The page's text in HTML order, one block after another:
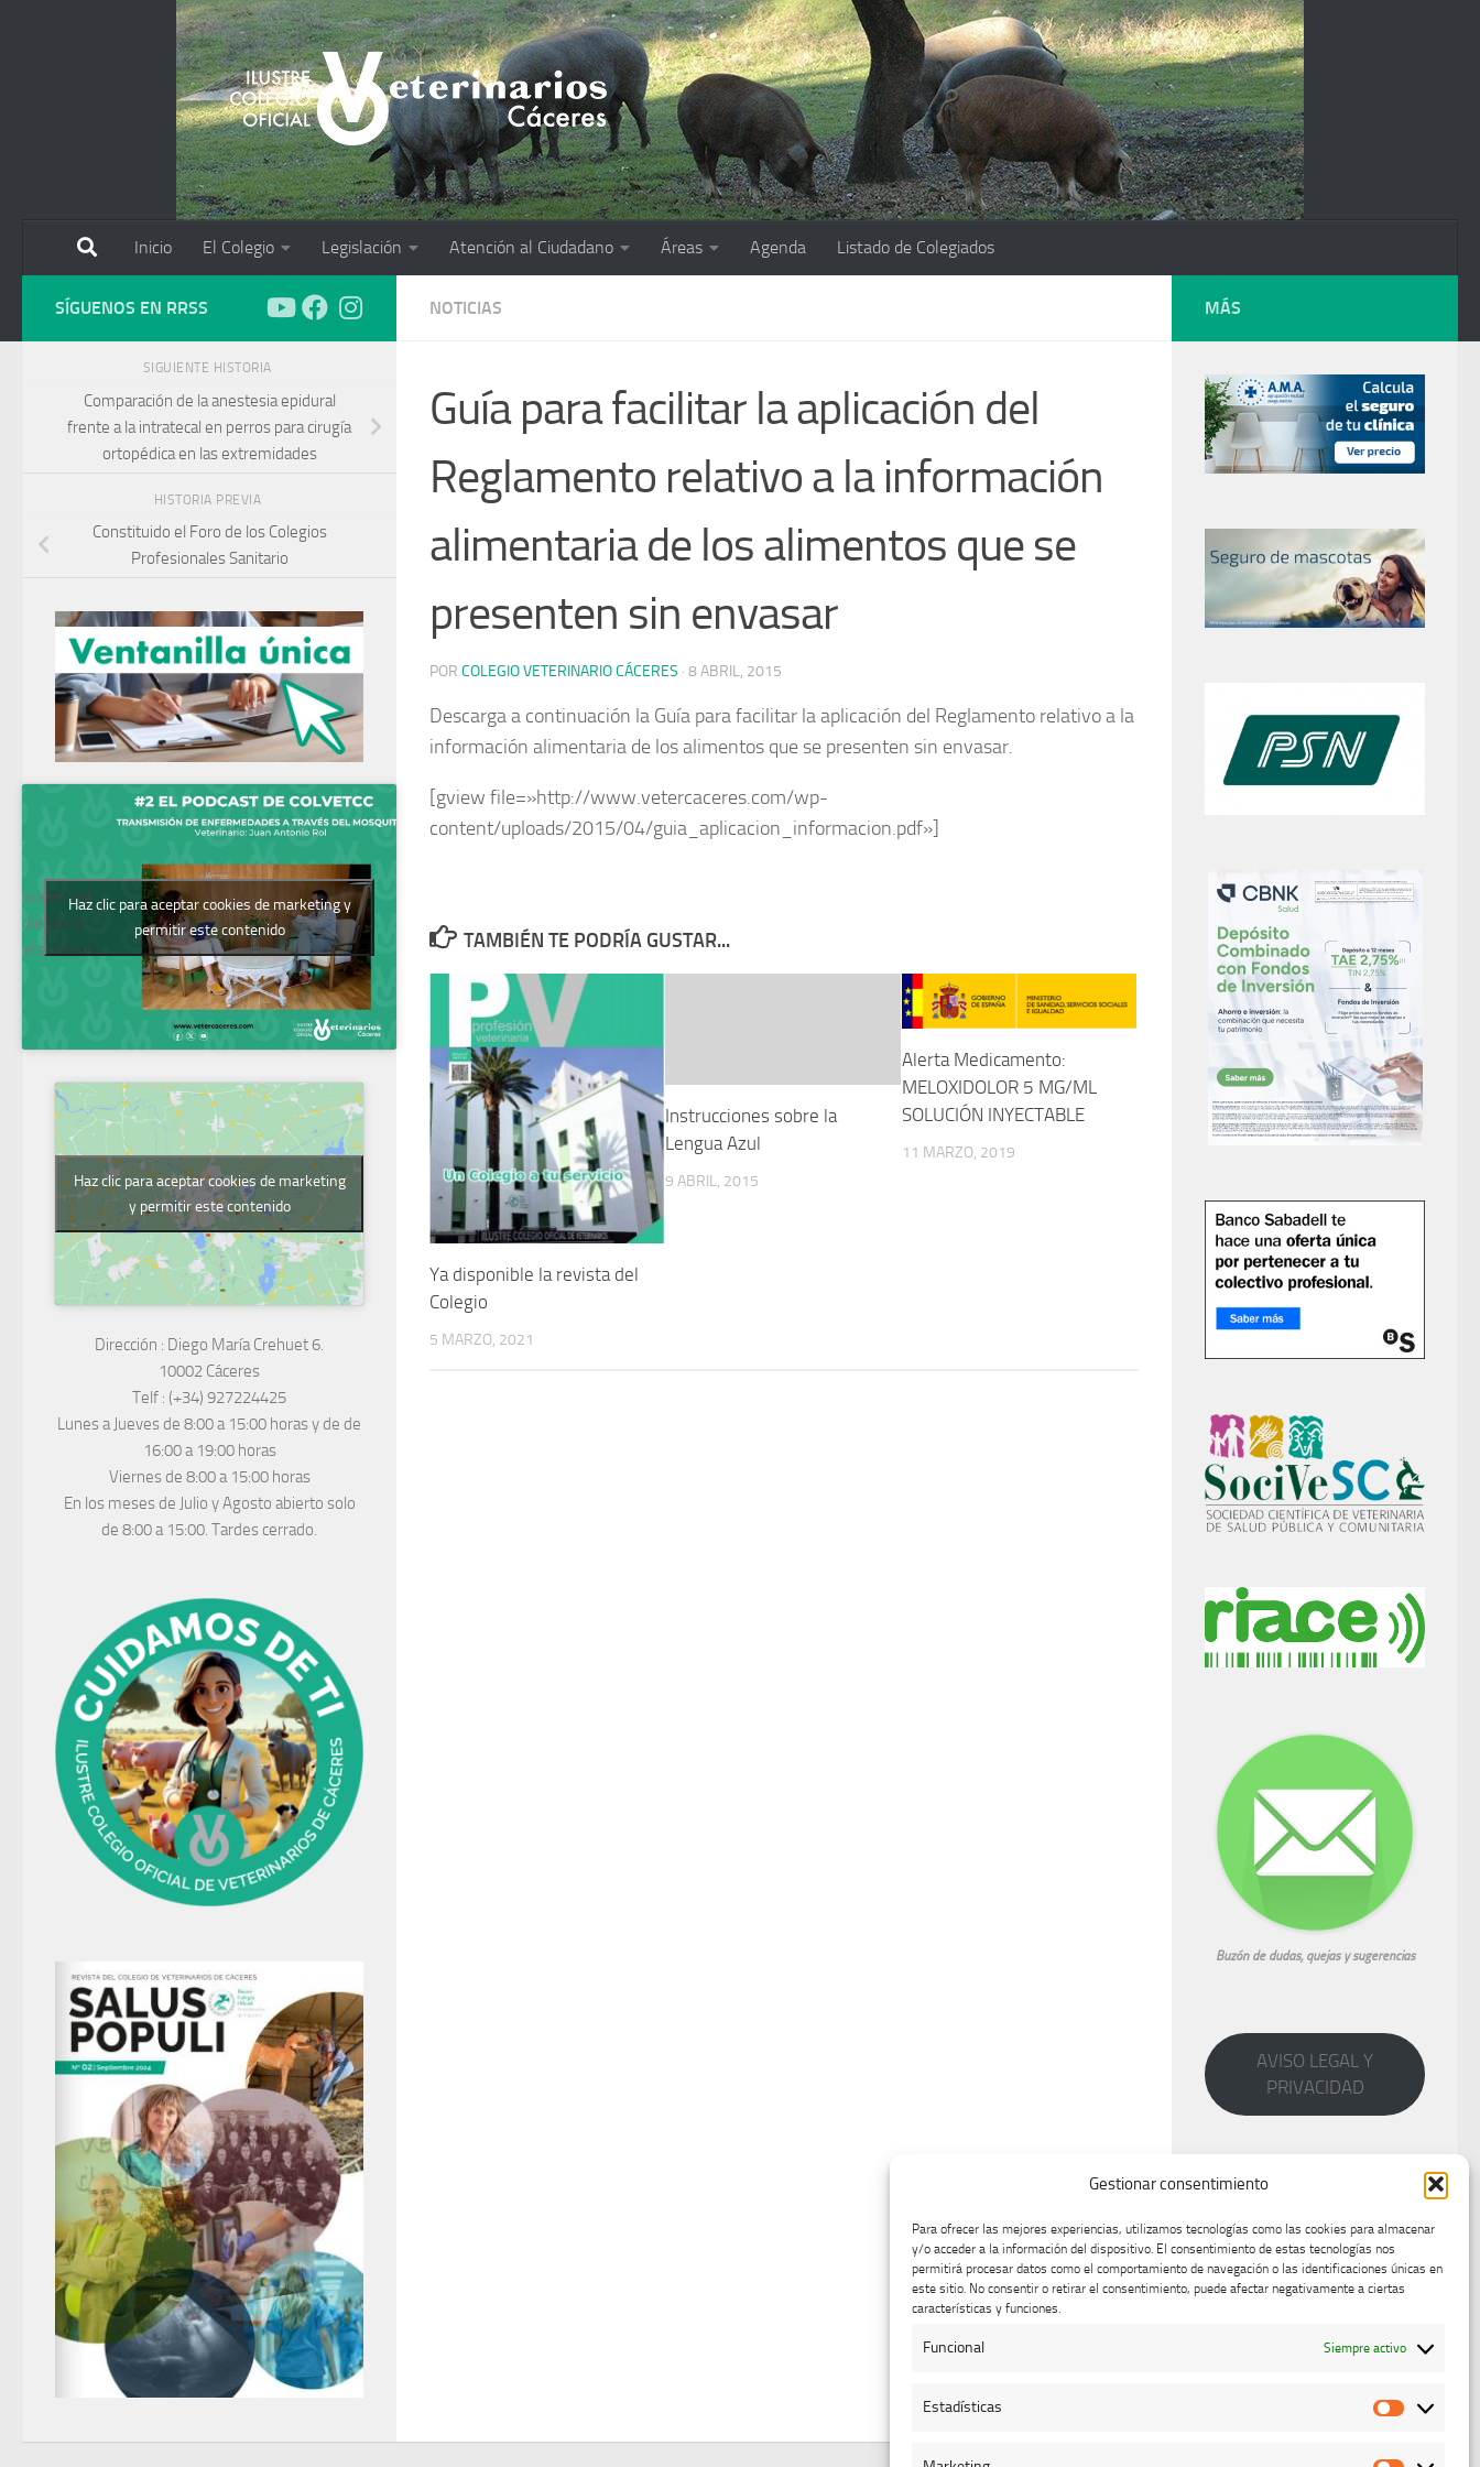
Gestionar consentimiento
Para ofrecer las mejores experiencias, utilizamos tecnologías como las cookies para almacenar
y/o acceder a la información del dispositivo. El consentimiento de estas tecnologías nos
permitirá procesar datos como el comportamiento de navegación o las identificaciones únicas en
este sitio. No consentir o retirar el consentimiento, puede afectar negativamente a ciertas
características y funciones.
Funcional Siempre activo
Estadísticas
Inicio El Colegio Legislación Atención al Ciudadano Áreas Agenda Listado de Colegiados
NOTICIAS
Guía para facilitar la aplicación del
Reglamento relativo a la información
alimentaria de los alimentos que se
presenten sin envasar
POR COLEGIO VETERINARIO CÁCERES · 8 ABRIL, 2015
Descarga a continuación la Guía para facilitar la aplicación del Reglamento relativo a la
información alimentaria de los alimentos que se presenten sin envasar.
[gview file=»http://www.vetercaceres.com/wp-
content/uploads/2015/04/guia_aplicacion_informacion.pdf»]
TAMBIÉN TE PODRÍA GUSTAR...
Ya disponible la revista del
Colegio
5 MARZO, 2021
Instrucciones sobre la
Lengua Azul
9 ABRIL, 2015
Alerta Medicamento:
MELOXIDOLOR 5 MG/ML
SOLUCIÓN INYECTABLE
11 MARZO, 2019
SÍGUENOS EN RRSS
SIGUIENTE HISTORIA
Comparación de la anestesia epidural
frente a la intratecal en perros para cirugía
ortopédica en las extremidades
HISTORIA PREVIA
Constituido el Foro de los Colegios
Profesionales Sanitario
Podcast del
Colegio de
Veterinarios
Haz clic para aceptar cookies de marketing y
permitir este contenido
Haz clic para aceptar cookies de marketing
y permitir este contenido
Dirección : Diego María Crehuet 6.
10002 Cáceres
Telf : (+34) 927224425
Lunes a Jueves de 8:00 a 15:00 horas y de de
16:00 a 19:00 horas
Viernes de 8:00 a 15:00 horas
En los meses de Julio y Agosto abierto solo
de 8:00 a 15:00. Tardes cerrado.
MÁS
Buzón de dudas, quejas y sugerencias
AVISO LEGAL Y
PRIVACIDAD